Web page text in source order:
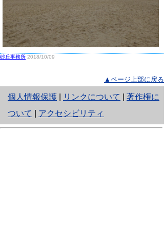
砂丘事務所 2018/10/09
▲ページ上部に戻る
個人情報保護
と
り
ネ
リンクについて
著作権に
ついて
アクセシビリティ